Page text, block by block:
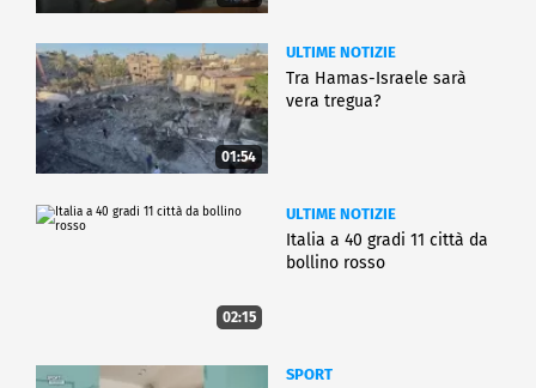
01:54
ULTIME NOTIZIE
Tra Hamas-Israele sarà
vera tregua?
02:15
ULTIME NOTIZIE
Italia a 40 gradi 11 città da
bollino rosso
SPORT